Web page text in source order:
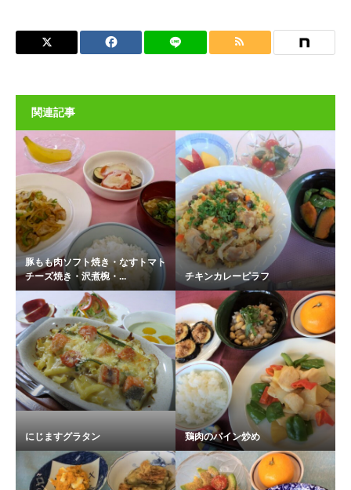
関連記事
豚もも肉ソフト焼き・なすトマト
チーズ焼き・沢煮椀・...
チキンカレーピラフ
にじますグラタン 鶏肉のパイン炒め